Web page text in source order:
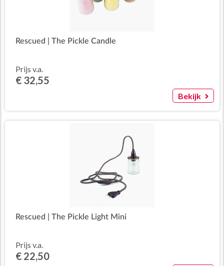
Rescued | The Pickle Candle
Prijs v.a.
€ 32,55
Bekijk
Rescued | The Pickle Light Mini
Prijs v.a.
€ 22,50